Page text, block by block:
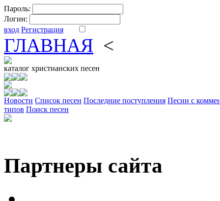
Пароль:
Логин:
вход Регистрация
ГЛАВНАЯ <
каталог христианских песен
Новости Cписок песен Последние поступления Песни с
типов Поиск песен
Партнеры сайта